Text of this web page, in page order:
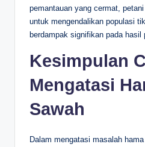
pemantauan yang cermat,
untuk mengendalikan populasi
berdampak signifikan pada hasil
Kesimpulan
Mengatasi
Sawah
Dalam mengatasi masalah